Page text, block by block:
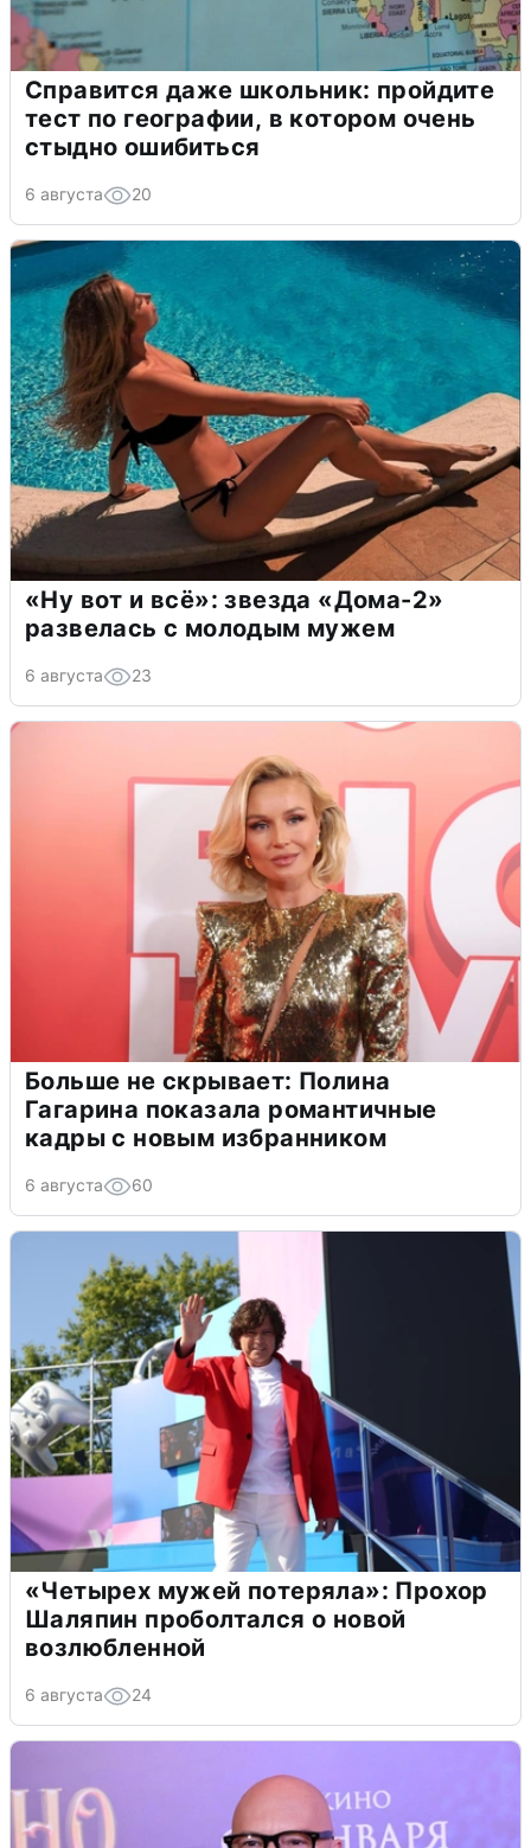
Справится даже школьник: пройдите
тест по географии, в котором очень
стыдно ошибиться
6 августа 20
«Ну вот и всё»: звезда «Дома-2»
развелась с молодым мужем
6 августа 23
Больше не скрывает: Полина
Гагарина показала романтичные
кадры с новым избранником
6 августа 60
«Четырех мужей потеряла»: Прохор
Шаляпин проболтался о новой
возлюбленной
6 августа 24